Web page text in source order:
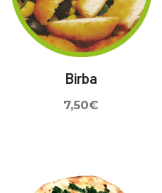
Birba
7,50€